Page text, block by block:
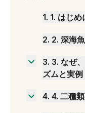
1. 1. はじ
2. 2. 深海
3. 3. なぜ
ズムと実例
（2）進学
4. 4. 二種